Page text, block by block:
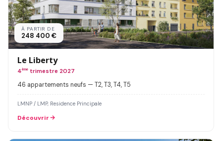
À PARTIR DE
248 400 €
Le Liberty
4ème trimestre 2027
46 appartements neufs — T2, T3, T4, T5
LMNP / LMP, Residence Principale
Découvrir